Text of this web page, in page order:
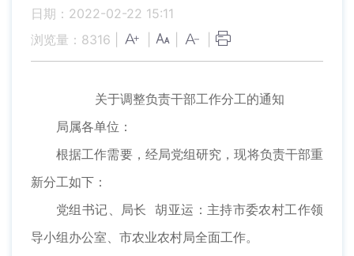
日期：2022-02-22 15:11
浏览量： 8316
关于调整负责干部工作分工的通知
局属各单位：
根据工作需要，经局党组研究，现将负责干部重
新分工如下：
党组书记、局长 胡亚运：主持市委农村工作领
导小组办公室、市农业农村局全面工作。